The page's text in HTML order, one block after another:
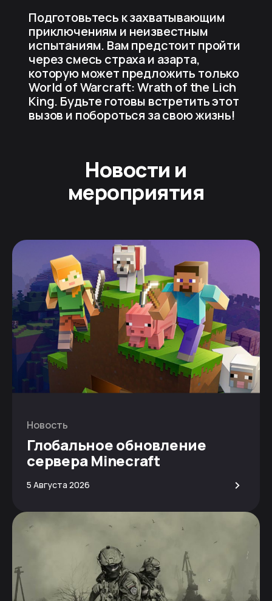
Подготовьтесь к захватывающим
приключениям и неизвестным
испытаниям. Вам предстоит пройти
через смесь страха и азарта,
которую может предложить только
World of Warcraft: Wrath of the Lich
King. Будьте готовы встретить этот
вызов и побороться за свою жизнь!
Новости и
мероприятия
Новость
Глобальное обновление
сервера Minecraft
5 Августа 2026 >